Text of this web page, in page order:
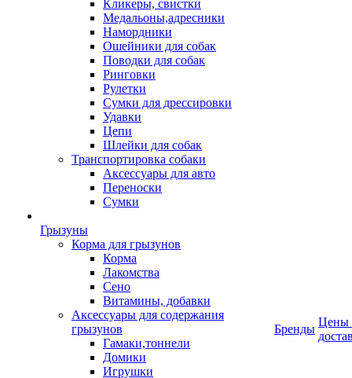
Кликеры, свистки
Медальоны,адресники
Намордники
Ошейники для собак
Поводки для собак
Ринговки
Рулетки
Сумки для дрессировки
Удавки
Цепи
Шлейки для собак
Транспортировка собаки
Аксессуары для авто
Переноски
Сумки
Грызуны
Корма для грызунов
Корма
Лакомства
Сено
Витамины, добавки
Аксессуары для содержания
грызунов
Гамаки,тоннели
Домики
Игрушки
Бренды
Цены